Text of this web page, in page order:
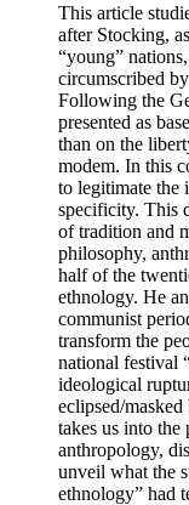
This article
after Stocking,
“young”
circumscribed
Following the
presented as
than on the
modem. In this
to legitimate the
specificity. This
of tradition and
philosophy,
half of the
ethnology. He
communist
transform the
national festival
ideological
eclipsed/
takes us into the
anthropology,
unveil what the
ethnology” had